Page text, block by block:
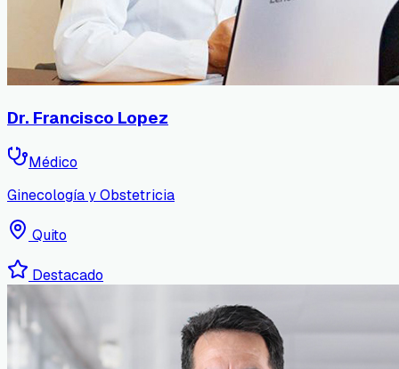
Dr. Francisco Lopez
Médico
Ginecología y Obstetricia
Quito
Destacado